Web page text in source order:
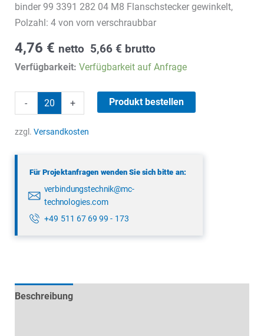
binder 99 3391 282 04 M8 Flanschstecker gewinkelt,
Polzahl: 4 von vorn verschraubbar
4,76 € netto 5,66 € brutto
Verfügbarkeit: Verfügbarkeit auf Anfrage
-
99
3391
+ Produkt bestellen
zzgl. Versandkosten
Für Projektanfragen wenden Sie sich bitte an:
verbindungstechnik@mc-
technologies.com
+49 511 67 69 99 - 173
Beschreibung